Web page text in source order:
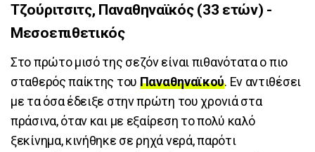
Τζούριτσιτς, Παναθηναϊκός (33 ετών) -
Μεσοεπιθετικός
Στο πρώτο μισό της σεζόν είναι πιθανότατα ο πιο
σταθερός παίκτης του Παναθηναϊκού. Εν αντιθέσει
με τα όσα έδειξε στην πρώτη του χρονιά στα
πράσινα, όταν και με εξαίρεση το πολύ καλό
ξεκίνημα, κινήθηκε σε ρηχά νερά, παρότι